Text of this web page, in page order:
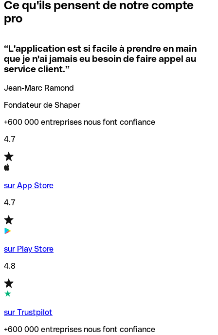
signifie que vous avez le code de l'une des succursales
locales.
Si vous n'êtes pas sûr du code SWIFT que vous devriez
utiliser, nous avons développé un outil de recherche de
codes SWIFT par nom de banque.
vérification/recherche de codes SWIFT. Ainsi, vous pouvez
trouver et vérifier vos codes SWIFT avant de réaliser vos
transferts d’argent.
Ce qu'ils pensent de notre compte
pro
“L'application est si facile à prendre en main
que je n'ai jamais eu besoin de faire appel au
service client.”
Jean-Marc Ramond
Fondateur de Shaper
+600 000 entreprises nous font confiance
4.7
sur App Store
4.7
sur Play Store
4.8
sur Trustpilot
+600 000 entreprises nous font confiance